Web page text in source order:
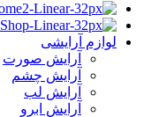
لوازم آرایشی
آرایش صورت
آرایش چشم
آرایش لب
آرایش ابرو